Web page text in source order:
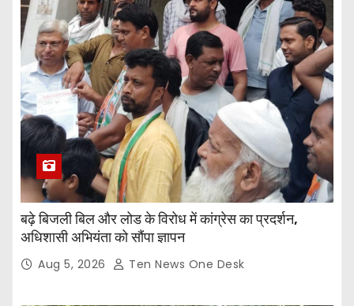
बढ़े बिजली बिल और लोड के विरोध में कांग्रेस का प्रदर्शन,
अधिशासी अभियंता को सौंपा ज्ञापन
Aug 5, 2026 Ten News One Desk